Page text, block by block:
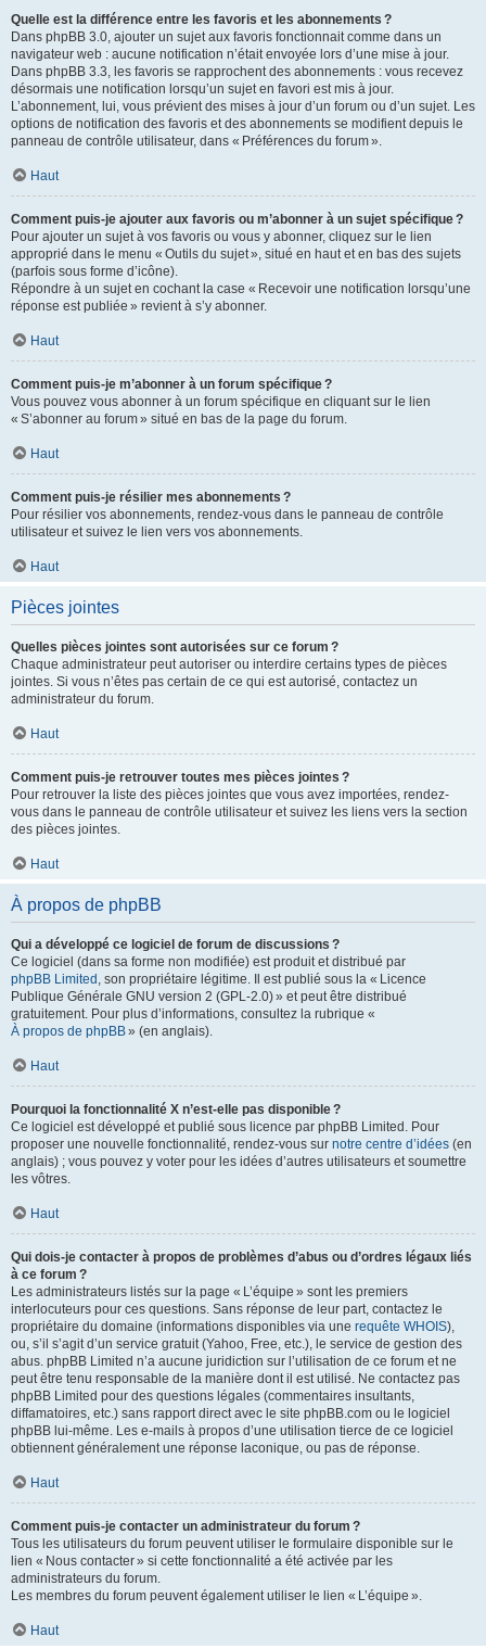
Quelle est la différence entre les favoris et les abonnements ?
Dans phpBB 3.0, ajouter un sujet aux favoris fonctionnait comme dans un
navigateur web : aucune notification n’était envoyée lors d’une mise à jour.
Dans phpBB 3.3, les favoris se rapprochent des abonnements : vous recevez
désormais une notification lorsqu’un sujet en favori est mis à jour.
L’abonnement, lui, vous prévient des mises à jour d’un forum ou d’un sujet. Les
options de notification des favoris et des abonnements se modifient depuis le
panneau de contrôle utilisateur, dans « Préférences du forum ».
Haut
Comment puis-je ajouter aux favoris ou m’abonner à un sujet spécifique ?
Pour ajouter un sujet à vos favoris ou vous y abonner, cliquez sur le lien
approprié dans le menu « Outils du sujet », situé en haut et en bas des sujets
(parfois sous forme d’icône).
Répondre à un sujet en cochant la case « Recevoir une notification lorsqu’une
réponse est publiée » revient à s’y abonner.
Haut
Comment puis-je m’abonner à un forum spécifique ?
Vous pouvez vous abonner à un forum spécifique en cliquant sur le lien
« S’abonner au forum » situé en bas de la page du forum.
Haut
Comment puis-je résilier mes abonnements ?
Pour résilier vos abonnements, rendez-vous dans le panneau de contrôle
utilisateur et suivez le lien vers vos abonnements.
Haut
Pièces jointes
Quelles pièces jointes sont autorisées sur ce forum ?
Chaque administrateur peut autoriser ou interdire certains types de pièces
jointes. Si vous n’êtes pas certain de ce qui est autorisé, contactez un
administrateur du forum.
Haut
Comment puis-je retrouver toutes mes pièces jointes ?
Pour retrouver la liste des pièces jointes que vous avez importées, rendez-
vous dans le panneau de contrôle utilisateur et suivez les liens vers la section
des pièces jointes.
Haut
À propos de phpBB
Qui a développé ce logiciel de forum de discussions ?
Ce logiciel (dans sa forme non modifiée) est produit et distribué par
phpBB Limited , son propriétaire légitime. Il est publié sous la « Licence
Publique Générale GNU version 2 (GPL-2.0) » et peut être distribué
gratuitement. Pour plus d’informations, consultez la rubrique «
À propos de phpBB» (en anglais).
Haut
Pourquoi la fonctionnalité X n’est-elle pas disponible ?
Ce logiciel est développé et publié sous licence par phpBB Limited. Pour
proposer une nouvelle fonctionnalité, rendez-vous sur notre centre d’idées (en
anglais) ; vous pouvez y voter pour les idées d’autres utilisateurs et soumettre
les vôtres.
Haut
Qui dois-je contacter à propos de problèmes d’abus ou d’ordres légaux liés
à ce forum ?
Les administrateurs listés sur la page « L’équipe » sont les premiers
interlocuteurs pour ces questions. Sans réponse de leur part, contactez le
propriétaire du domaine (informations disponibles via une requête WHOIS),
ou, s’il s’agit d’un service gratuit (Yahoo, Free, etc.), le service de gestion des
abus. phpBB Limited n’a aucune juridiction sur l’utilisation de ce forum et ne
peut être tenu responsable de la manière dont il est utilisé. Ne contactez pas
phpBB Limited pour des questions légales (commentaires insultants,
diffamatoires, etc.) sans rapport direct avec le site phpBB.com ou le logiciel
phpBB lui-même. Les e-mails à propos d’une utilisation tierce de ce logiciel
obtiennent généralement une réponse laconique, ou pas de réponse.
Haut
Comment puis-je contacter un administrateur du forum ?
Tous les utilisateurs du forum peuvent utiliser le formulaire disponible sur le
lien « Nous contacter » si cette fonctionnalité a été activée par les
administrateurs du forum.
Les membres du forum peuvent également utiliser le lien « L’équipe ».
Haut